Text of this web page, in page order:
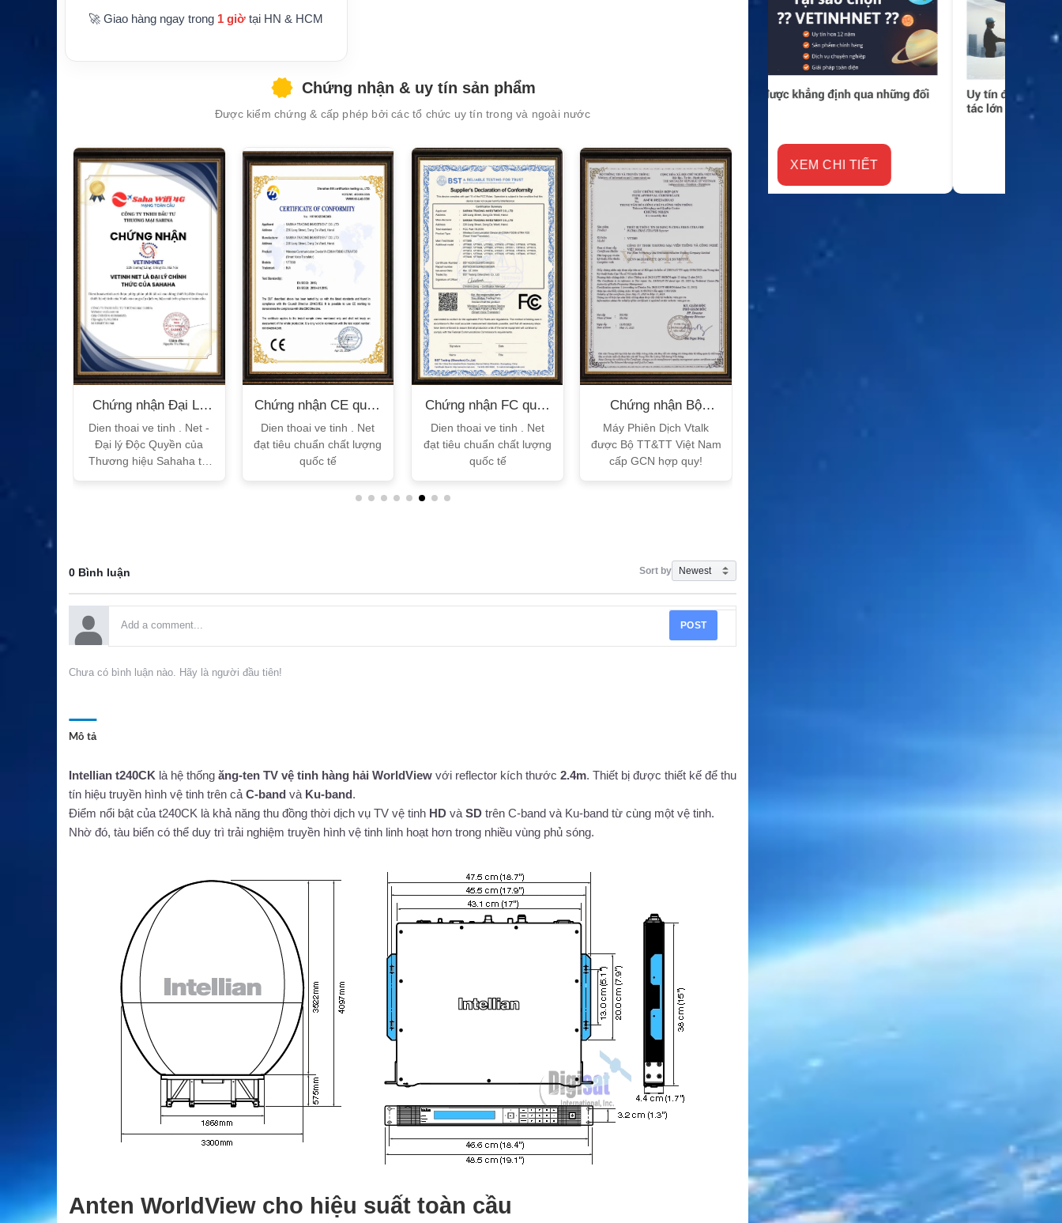
🚀 Giao hàng ngay trong 1 giờ tại HN & HCM
Chứng nhận & uy tín sản phẩm
Được kiểm chứng & cấp phép bởi các tổ chức uy tín trong và ngoài nước
Chứng nhận Đại Lý
Sahaha
Dien thoai ve tinh . Net -
Đại lý Độc Quyền của
Thương hiệu Sahaha tại
Chứng nhận CE quốc
tế
Dien thoai ve tinh . Net
đạt tiêu chuẩn chất lượng
quốc tế
Chứng nhận FC quốc
tế
Dien thoai ve tinh . Net
đạt tiêu chuẩn chất lượng
quốc tế
Chứng nhận Bộ
TT&TT
Máy Phiên Dịch Vtalk
được Bộ TT&TT Việt Nam
cấp GCN hợp quy!
0 Bình luận Sort by
POST
Chưa có bình luận nào. Hãy là người đầu tiên!
Mô tả
Intellian t240CK là hệ thống ăng-ten TV vệ tinh hàng hải WorldView với reflector kích thước 2.4m. Thiết bị được thiết kế để thu
tín hiệu truyền hình vệ tinh trên cả C-band và Ku-band.
Điểm nổi bật của t240CK là khả năng thu đồng thời dịch vụ TV vệ tinh HD và SD trên C-band và Ku-band từ cùng một vệ tinh.
Nhờ đó, tàu biển có thể duy trì trải nghiệm truyền hình vệ tinh linh hoạt hơn trong nhiều vùng phủ sóng.
Anten WorldView cho hiệu suất toàn cầu
XEM CHI TIẾT XEM CHI TIẾT XEM CHI TIẾT XEM CHI TIẾT